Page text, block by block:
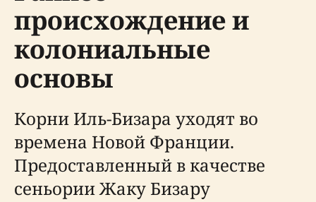
происхождение и
колониальные
основы
Корни Иль-Бизара уходят во
времена Новой Франции.
Предоставленный в качестве
сеньории Жаку Бизару